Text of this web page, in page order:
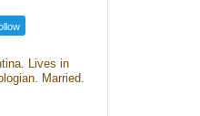
Lives in
Married.